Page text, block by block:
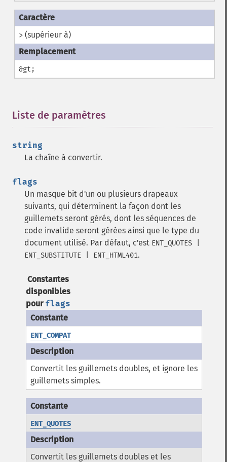
>(supérieur à)
&gt;
Liste de paramètres
string
La chaîne à convertir.
flags
Un masque bit d'un ou plusieurs drapeaux
suivants, qui déterminent la façon dont les
guillemets seront gérés, dont les séquences de
code invalide seront gérées ainsi que le type du
document utilisé. Par défaut, c'est ENT_QUOTES |
ENT_SUBSTITUTE | ENT_HTML401.
Constantes
disponibles
pour flags
ENT_COMPAT
Convertit les guillemets doubles, et ignore les
guillemets simples.
ENT_QUOTES
Convertit les guillemets doubles et les